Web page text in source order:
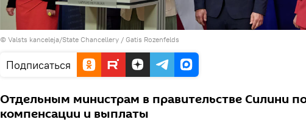
© Valsts kanceleja/State Chancellery / Gatis Rozenfelds
Подписаться
Отдельным министрам в правительстве Силини
компенсации и выплаты